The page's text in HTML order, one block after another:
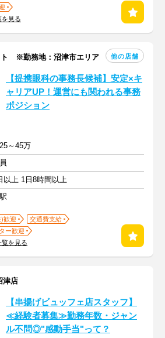
見る
ト ※勤務地：沼津市エリア 他の店舗
【提携眼科の事務長候補】安定×キ
ャリアUP！運営にも関われる事務
ポジション
～45万
以上 1日8時間以上
歓迎
交通費支給
ー歓迎
を見る
津店
【串揚げビュッフェ店スタッフ】
≪経験者募集≫勤務年数・ジャン
ル不問◎"感動手当"って？